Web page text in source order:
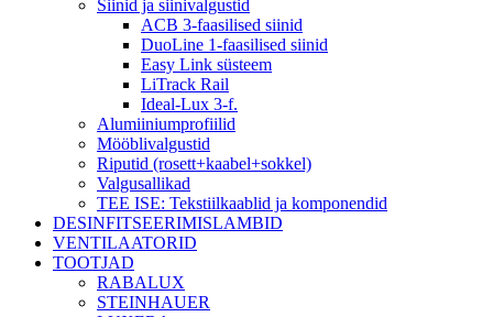
Siinid ja siinivalgustid
ACB 3-faasilised siinid
DuoLine 1-faasilised siinid
Easy Link süsteem
LiTrack Rail
Ideal-Lux 3-f.
Alumiiniumprofiilid
Mööblivalgustid
Riputid (rosett+kaabel+sokkel)
Valgusallikad
TEE ISE: Tekstiilkaablid ja komponendid
DESINFITSEERIMISLAMBID
VENTILAATORID
TOOTJAD
RABALUX
STEINHAUER